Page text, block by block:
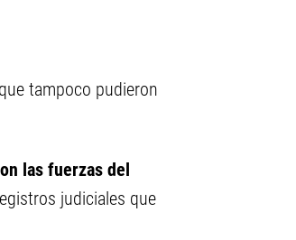
tampoco pudieron
las fuerzas del
judiciales que